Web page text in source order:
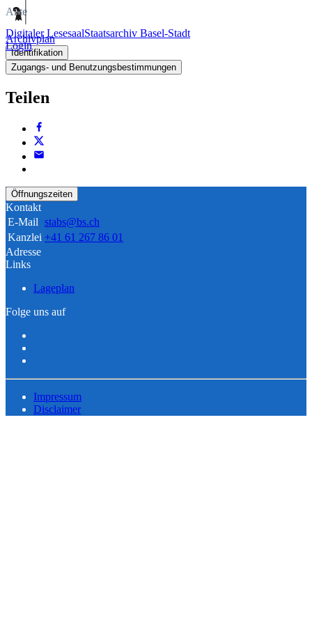
Digitaler LesesaalStaatsarchiv Basel-Stadt
Login
Akte
Archivplan
Identifikation
Zugangs- und Benutzungsbestimmungen
Teilen
Öffnungszeiten
Kontakt
E-Mail stabs@bs.ch
Kanzlei +41 61 267 86 01
Adresse
Links
Lageplan
Folge uns auf
Impressum
Disclaimer